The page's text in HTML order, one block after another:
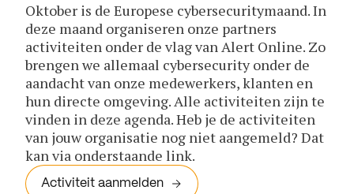
Oktober is de Europese cybersecuritymaand. In
deze maand organiseren onze partners
activiteiten onder de vlag van Alert Online. Zo
brengen we allemaal cybersecurity onder de
aandacht van onze medewerkers, klanten en
hun directe omgeving. Alle activiteiten zijn te
vinden in deze agenda. Heb je de activiteiten
van jouw organisatie nog niet aangemeld? Dat
kan via onderstaande link.
Activiteit aanmelden